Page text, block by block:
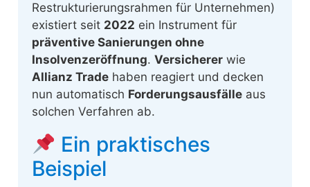
Restrukturierungsrahmen für Unternehmen)
existiert seit 2022 ein Instrument für
präventive Sanierungen ohne
Insolvenzeröffnung.Versicherer wie
Allianz Trade haben reagiert und decken
nun automatisch Forderungsausfälle aus
solchen Verfahren ab.
Ein praktisches
Beispiel